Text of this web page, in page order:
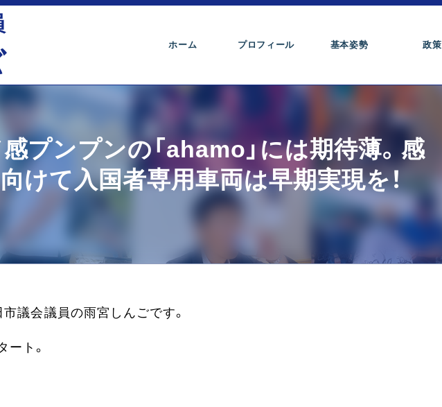
ホーム プロフィール 基本姿勢 政策
プンプンの「ahamo」には期待薄。感
けて入国者専用車両は早期実現を！
議会議員の雨宮しんごです。
ト。